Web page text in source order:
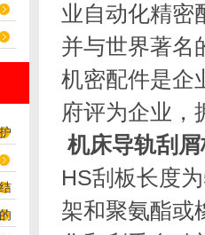
业自动化精密
并与世界著名
机密配件是企
府评为企业，
机床导轨刮
HS刮板长度
架和聚氨酯或